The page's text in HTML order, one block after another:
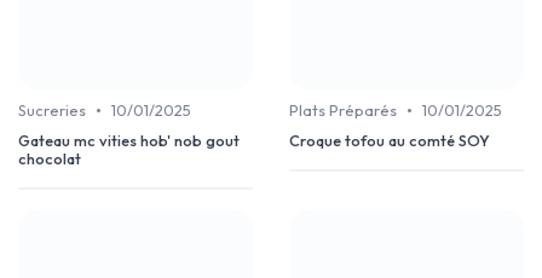
Sucreries • 10/01/2025
Gateau mc vities hob' nob gout
chocolat
Plats Préparés • 10/01/2025
Croque tofou au comté SOY